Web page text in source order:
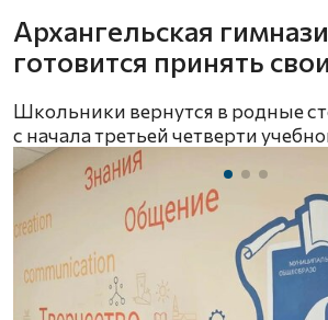
Архангельская
готовится принять
Школьники вернутся в родные
с начала третьей четверти